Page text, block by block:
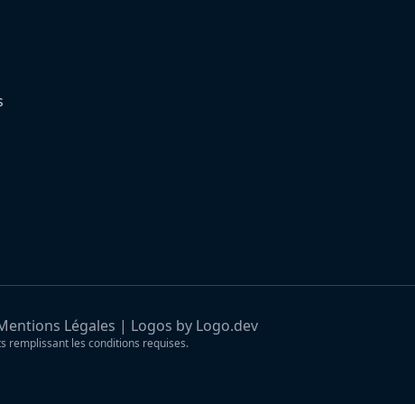
Légales | Logos by Logo.dev
remplissant les conditions requises.